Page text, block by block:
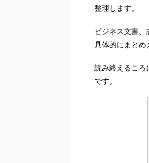
整理します。
ビジネス文書
具体的にまとめ
読み終えるころ
です。